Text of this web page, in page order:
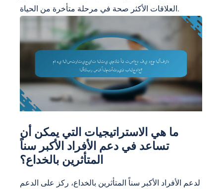
العلاقات الأكثر صحة في مرحلة متأخرة من الحياة.
ما هي الاستراتيجيات التي يمكن أن
تساعد في دعم الأفراد الأكبر سناً
المتأثرين بالخداع؟
لدعم الأفراد الأكبر سناً المتأثرين بالخداع، ركز على الدعم